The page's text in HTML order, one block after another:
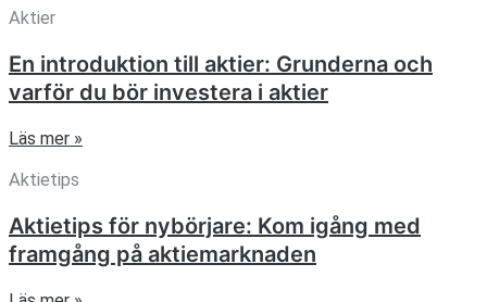
Aktier
En introduktion till aktier: Grunderna och
varför du bör investera i aktier
Läs mer »
Aktietips
Aktietips för nybörjare: Kom igång med
framgång på aktiemarknaden